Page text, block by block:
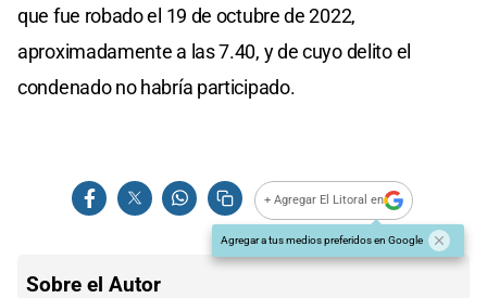
que fue robado el 19 de octubre de 2022,
aproximadamente a las 7.40, y de cuyo delito el
condenado no habría participado.
+ Agregar El Litoral en
Agregar a tus medios preferidos en Google
Sobre el Autor